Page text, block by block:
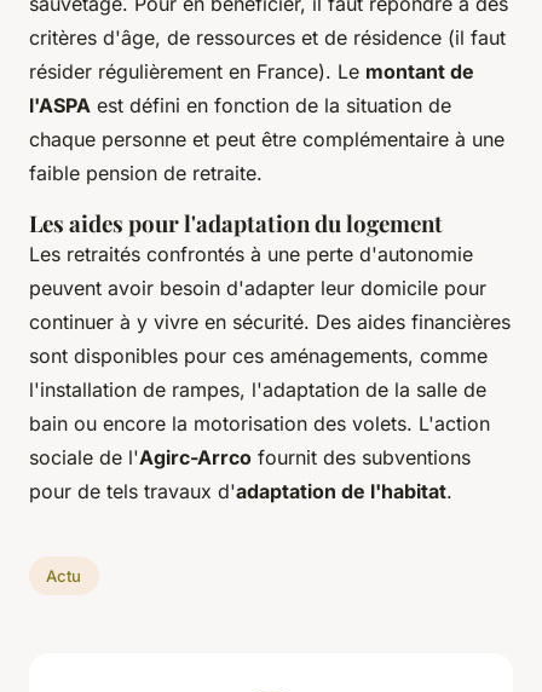
critères d'âge, de ressources et de résidence (il faut
résider régulièrement en France). Le montant de
l'ASPA est défini en fonction de la situation de
chaque personne et peut être complémentaire à une
faible pension de retraite.
Les aides pour l'adaptation du logement
Les retraités confrontés à une perte d'autonomie
peuvent avoir besoin d'adapter leur domicile pour
continuer à y vivre en sécurité. Des aides financières
sont disponibles pour ces aménagements, comme
l'installation de rampes, l'adaptation de la salle de
bain ou encore la motorisation des volets. L'action
sociale de l'Agirc-Arrco fournit des subventions
pour de tels travaux d'adaptation de l'habitat.
Actu